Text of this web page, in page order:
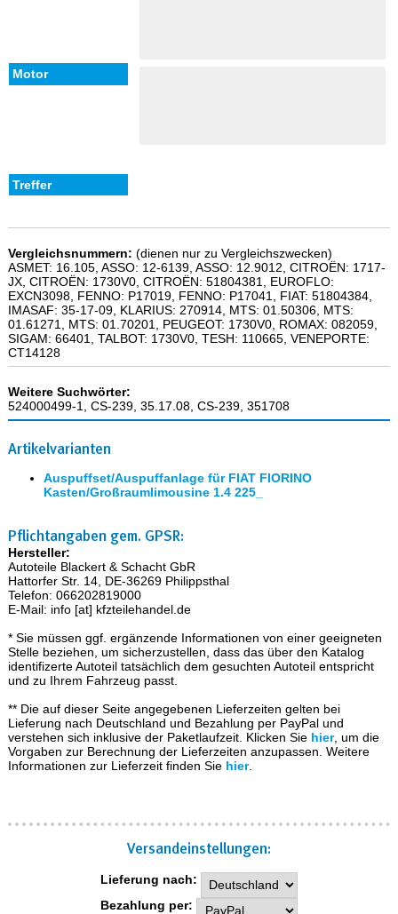
Vergleichsnummern: (dienen nur zu Vergleichszwecken)
ASMET: 16.105, ASSO: 12-6139, ASSO: 12.9012, CITROËN: 1717-
JX, CITROËN: 1730V0, CITROËN: 51804381, EUROFLO:
EXCN3098, FENNO: P17019, FENNO: P17041, FIAT: 51804384,
IMASAF: 35-17-09, KLARIUS: 270914, MTS: 01.50306, MTS:
01.61271, MTS: 01.70201, PEUGEOT: 1730V0, ROMAX: 082059,
SIGAM: 66401, TALBOT: 1730V0, TESH: 110665, VENEPORTE:
CT14128
Weitere Suchwörter:
524000499-1, CS-239, 35.17.08, CS-239, 351708
Artikelvarianten
Auspuffset/Auspuffanlage für FIAT FIORINO
Kasten/Großraumlimousine 1.4 225_
Pflichtangaben gem. GPSR:
Hersteller:
Autoteile Blackert & Schacht GbR
Hattorfer Str. 14, DE-36269 Philippsthal
Telefon: 066202819000
E-Mail: info [at] kfzteilehandel.de
* Sie müssen ggf. ergänzende Informationen von einer geeigneten
Stelle beziehen, um sicherzustellen, dass das über den Katalog
identifizerte Autoteil tatsächlich dem gesuchten Autoteil entspricht
und zu Ihrem Fahrzeug passt.
** Die auf dieser Seite angegebenen Lieferzeiten gelten bei
Lieferung nach Deutschland und Bezahlung per PayPal und
verstehen sich inklusive der Paketlaufzeit. Klicken Sie hier, um die
Vorgaben zur Berechnung der Lieferzeiten anzupassen. Weitere
Informationen zur Lieferzeit finden Sie hier.
Versand­einstellungen:
Lieferung nach:
Bezahlung per: